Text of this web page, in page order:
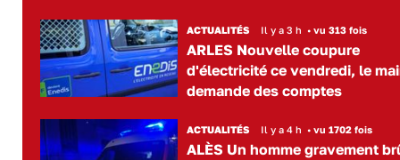
ACTUALITÉS Il y a 3 h • vu 313 fois
ARLES Nouvelle coupure
d'électricité ce vendredi, le
demande des comptes
ACTUALITÉS Il y a 4 h • vu 1702 fois
ALÈS Un homme gravement